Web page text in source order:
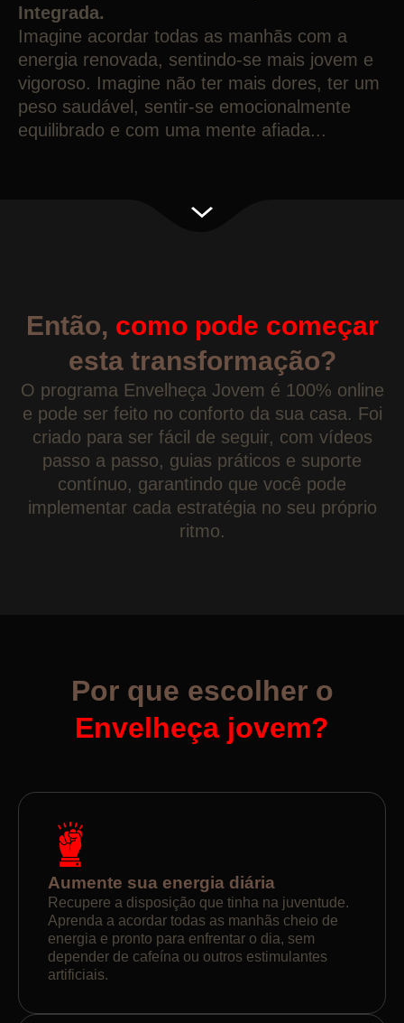
Integrada.
Imagine acordar todas as manhãs com a
energia renovada, sentindo-se mais jovem e
vigoroso. Imagine não ter mais dores, ter um
peso saudável, sentir-se emocionalmente
equilibrado e com uma mente afiada...
Então, como pode começar
esta transformação?
O programa Envelheça Jovem é 100% online
e pode ser feito no conforto da sua casa. Foi
criado para ser fácil de seguir, com vídeos
passo a passo, guias práticos e suporte
contínuo, garantindo que você pode
implementar cada estratégia no seu próprio
ritmo.
Por que escolher o
Envelheça jovem?
Aumente sua energia diária
Recupere a disposição que tinha na juventude.
Aprenda a acordar todas as manhãs cheio de
energia e pronto para enfrentar o dia, sem
depender de cafeína ou outros estimulantes
artificiais.